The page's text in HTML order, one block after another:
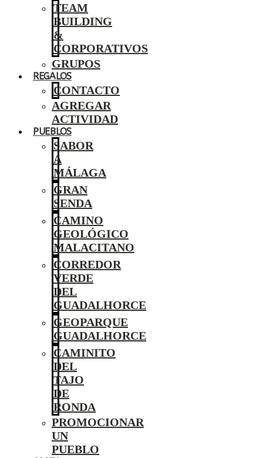
TEAM
BUILDING
&
CORPORATIVOS
GRUPOS
REGALOS
CONTACTO
AGREGAR
ACTIVIDAD
PUEBLOS
SABOR
A
MÁLAGA
GRAN
SENDA
CAMINO
GEOLÓGICO
MALACITANO
CORREDOR
VERDE
DEL
GUADALHORCE
GEOPARQUE
GUADALHORCE
CAMINITO
DEL
TAJO
DE
RONDA
PROMOCIONAR
UN
PUEBLO